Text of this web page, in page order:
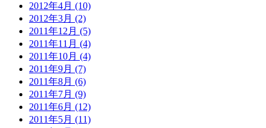
2012年4月 (10)
2012年3月 (2)
2011年12月 (5)
2011年11月 (4)
2011年10月 (4)
2011年9月 (7)
2011年8月 (6)
2011年7月 (9)
2011年6月 (12)
2011年5月 (11)